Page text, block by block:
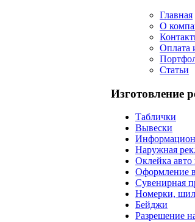
Главная
О
Оплата
Статьи
Изготовление
Таблички
Вывески
Наружная
Оклейка авто
Оформление
Сувенирная
Номерки,
Бейджи
Разрешение